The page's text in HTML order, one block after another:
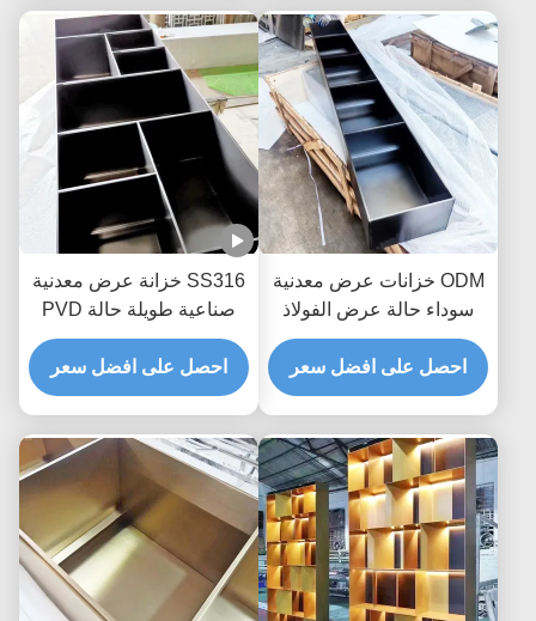
ODM خزانات عرض معدنية
سوداء حالة عرض الفولاذ
المقاوم للصدأ AISI
ISO9001
احصل على افضل سعر
SS316 خزانة عرض معدنية
صناعية طويلة حالة PVD
تلوين ODM
احصل على افضل سعر